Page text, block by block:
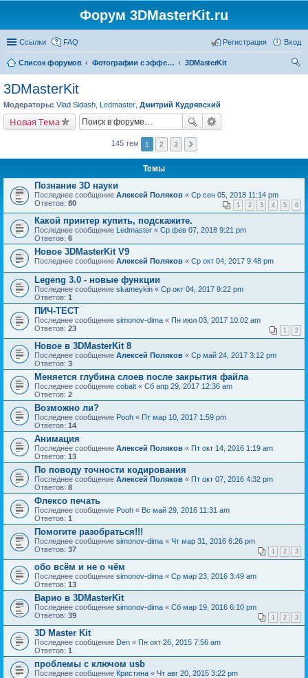
Форум 3DMasterKit.ru
Ссылки FAQ Вход
Регистрация
Список форумов Фотографии с эффектом стерео, варио, 3D, анимации, морфинга
3DMasterKit
3DMasterKit
Модераторы: Vlad Sidash Ledmaster Дмитрий Кудрявский
Новая Тема
145 тем 1 2 3
Темы
Познание 3D науки
Последнее сообщение Алексей Поляков « Ср сен 05, 2018 11:14 pm
Ответов: 80 1 2 3 4 5 6
Какой принтер купить, подскажите.
Последнее сообщение Ledmaster « Ср фев 07, 2018 9:21 pm
Ответов: 6
Новое 3DMasterKit V9
Последнее сообщение Алексей Поляков « Ср окт 04, 2017 9:48 pm
Legeng 3.0 - новые функции
Последнее сообщение skameykin « Ср окт 04, 2017 9:22 pm
Ответов: 1
ПИЧ-ТЕСТ
Последнее сообщение simonov-dima « Пн июл 03, 2017 10:02 am
Ответов: 23 1 2
Новое в 3DMasterKit 8
Последнее сообщение Алексей Поляков « Ср май 24, 2017 3:12 pm
Ответов: 3
Меняется глубина слоев после закрытия файла
Последнее сообщение cobalt « Сб апр 29, 2017 12:36 am
Ответов: 2
Возможно ли?
Последнее сообщение Pooh « Пт мар 10, 2017 1:59 pm
Ответов: 14
Анимация
Последнее сообщение Алексей Поляков « Пт окт 14, 2016 1:19 am
Ответов: 13
По поводу точности кодирования
Последнее сообщение Алексей Поляков « Пт окт 07, 2016 4:32 pm
Ответов: 8
Флексо печать
Последнее сообщение Pooh « Вс май 29, 2016 11:31 am
Ответов: 1
Помогите разобраться!!!
Последнее сообщение simonov-dima « Чт мар 31, 2016 6:26 pm
Ответов: 37 1 2 3
обо всём и не о чём
Последнее сообщение simonov-dima « Ср мар 23, 2016 3:49 am
Ответов: 13
Варио в 3DMasterKit
Последнее сообщение simonov-dima « Сб мар 19, 2016 6:10 pm
Ответов: 39 1 2 3
3D Master Kit
Последнее сообщение Den « Пн окт 26, 2015 7:56 am
Ответов: 1
проблемы с ключом usb
Последнее сообщение Кристина « Чт авг 20, 2015 3:22 pm